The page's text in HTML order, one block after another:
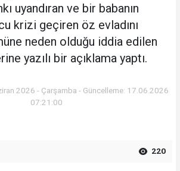
uyandıran ve bir babanın
krizi geçiren öz evladını
neden olduğu iddia edilen
yazılı bir açıklama yaptı.
2026 - Çarşamba - Güncelleme: 17.06.2026
07:21:00
220